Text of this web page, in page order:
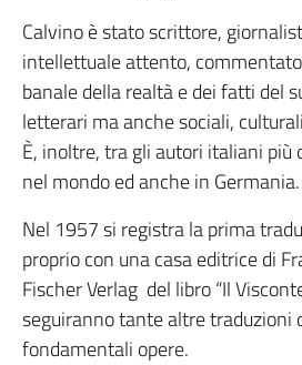
Calvino è stato scrittore,
intellettuale attento,
banale della realtà e dei fatti del
letterari ma anche sociali,
È, inoltre, tra gli autori italiani più
nel mondo ed anche in Germania.
Nel 1957 si registra la prima
proprio con una casa editrice di
Fischer Verlag del libro “Il
seguiranno tante altre traduzioni
fondamentali opere.